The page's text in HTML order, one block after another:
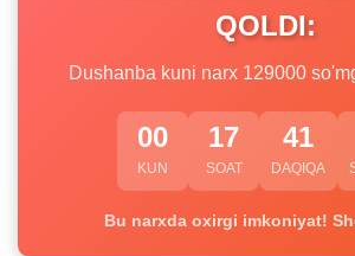
QOLDI:
Dushanba kuni narx 129000
00
KUN
17
SOAT
41
DAQIQA
Bu narxda oxirgi imkoniyat!